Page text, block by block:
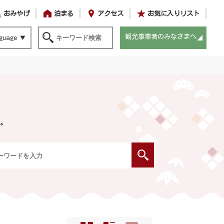
おみやげ 泊まる アクセス お気に入りリスト
観光事業者のみなさまへ